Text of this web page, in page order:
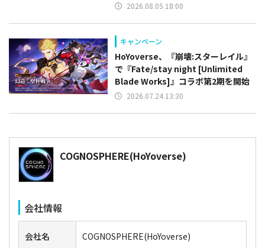
2026.08.05 18:00
キャンペーン
HoYoverse、『崩壊:スターレイル』
で『Fate/stay night [Unlimited
Blade Works]』コラボ第2期を開始
2026.07.24 13:30
COGNOSPHERE(HoYoverse)
会社情報
会社名 COGNOSPHERE(HoYoverse)